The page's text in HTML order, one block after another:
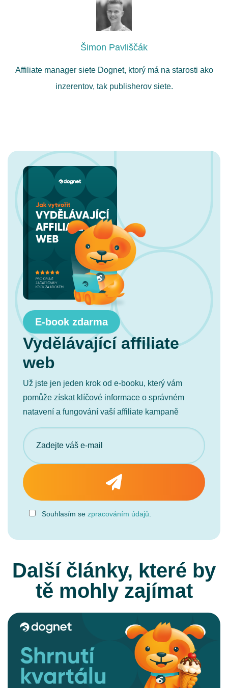
Šimon Pavliščák
Affiliate manager siete Dognet, ktorý má na starosti ako
inzerentov, tak publisherov siete.
E-book zdarma
Vydělávající affiliate
web
Už jste jen jeden krok od e-booku, který vám
pomůže získat klíčové informace o správném
natavení a fungování vaší affiliate kampaně
Souhlasím se zpracováním údajů
Další články, které by
tě mohly zajímat